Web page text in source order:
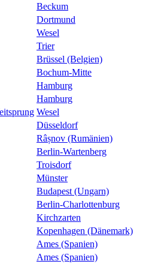
Beckum
Dortmund
Wesel
Trier
Brüssel (Belgien)
Bochum-Mitte
Hamburg
Hamburg
Wesel
Düsseldorf
Râșnov (Rumänien)
Berlin-Wartenberg
Troisdorf
Münster
Budapest (Ungarn)
Berlin-Charlottenburg
Kirchzarten
Kopenhagen (Dänemark)
Ames (Spanien)
Ames (Spanien)